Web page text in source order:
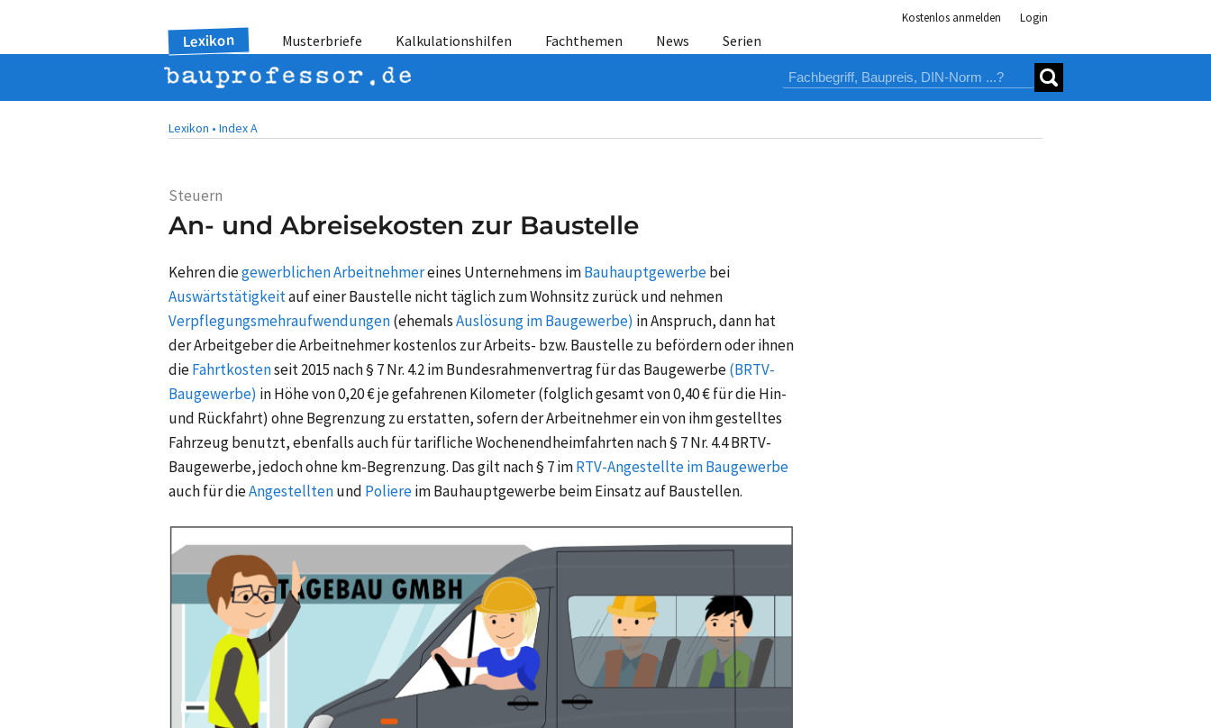
Kostenlos anmelden Login
Lexikon Musterbriefe Kalkulationshilfen Fachthemen News Serien
Lexikon • Index A
Steuern
An- und Abreisekosten zur Baustelle
Kehren diegewerblichen Arbeitnehmereines Unternehmens imBauhauptgewerbebei
Auswärtstätigkeitauf einerBaustelle nicht täglich zum Wohnsitz zurück und nehmen
Verpflegungsmehraufwendungen(ehemalsAuslösung im Baugewerbe) in Anspruch, dann hat
der Arbeitgeber die Arbeitnehmer kostenlos zur Arbeits- bzw. Baustelle zu befördern oder ihnen
dieFahrtkostenseit 2015 nach§ 7 Nr. 4.2im Bundesrahmenvertrag für das Baugewerbe(BRTV-
Baugewerbe) in Höhe von0,20 €je gefahrenen Kilometer (folglich gesamt von0,40 €für die Hin-
und Rückfahrt) ohne Begrenzung zu erstatten, sofern der Arbeitnehmer ein von ihm gestelltes
Fahrzeug benutzt, ebenfalls auch für tariflicheWochenendheimfahrtennach§ 7 Nr. 4.4BRTV-
Baugewerbe, jedoch ohne km-Begrenzung. Das gilt nach§ 7imRTV-Angestellte im Baugewerbe
auch für dieAngestelltenund Poliereim Bauhauptgewerbe beim Einsatz auf Baustellen.